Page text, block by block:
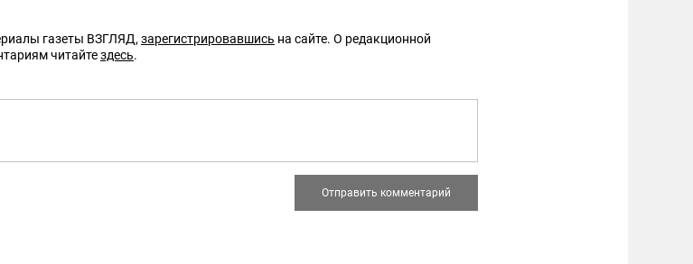
газеты ВЗГЛЯД, зарегистрировавшись на сайте. О редакционной
читайтездесь.